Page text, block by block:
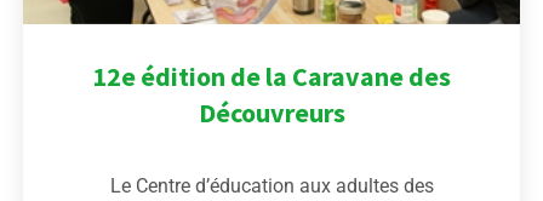
12e édition de la Caravane des
Découvreurs
Le Centre d’éducation aux adultes des